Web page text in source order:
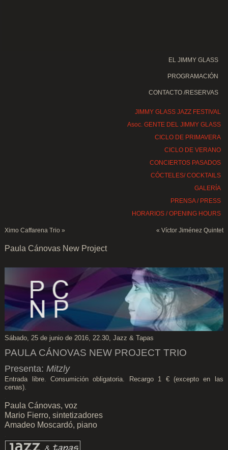
EL JIMMY GLASS
PROGRAMACIÓN
CONTACTO /RESERVAS
JIMMY GLASS JAZZ FESTIVAL
Asoc. GENTE DEL JIMMY GLASS
CICLO DE PRIMAVERA
CICLO DE VERANO
CONCIERTOS PASADOS
CÓCTELES/ COCKTAILS
GALERÍA
PRENSA / PRESS
HORARIOS / OPENING HOURS
Ximo Caffarena Trio » « Víctor Jiménez Quintet
Paula Cánovas New Project
Sábado, 25 de junio de 2016, 22.30, Jazz & Tapas
PAULA CÁNOVAS NEW PROJECT TRIO
Presenta: Mitzly
Entrada libre. Consumición obligatoria. Recargo 1 € (excepto en las
cenas).
Paula Cánovas, voz
Mario Fierro, sintetizadores
Amadeo Moscardó, piano